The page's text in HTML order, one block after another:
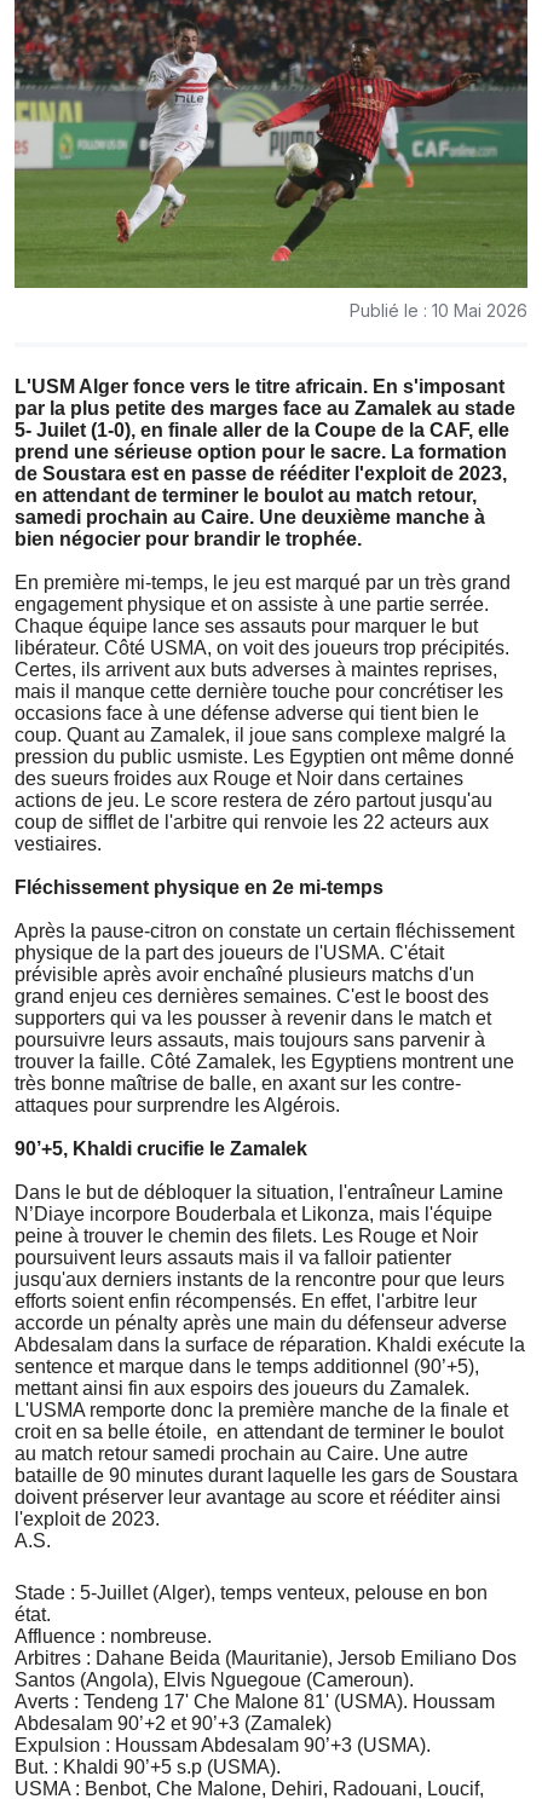
Publié le : 10 Mai 2026
L'USM Alger fonce vers le titre africain. En s'imposant
par la plus petite des marges face au Zamalek au stade
5- Juilet (1-0), en finale aller de la Coupe de la CAF, elle
prend une sérieuse option pour le sacre. La formation
de Soustara est en passe de rééditer l'exploit de 2023,
en attendant de terminer le boulot au match retour,
samedi prochain au Caire. Une deuxième manche à
bien négocier pour brandir le trophée.
En première mi-temps, le jeu est marqué par un très grand
engagement physique et on assiste à une partie serrée.
Chaque équipe lance ses assauts pour marquer le but
libérateur. Côté USMA, on voit des joueurs trop précipités.
Certes, ils arrivent aux buts adverses à maintes reprises,
mais il manque cette dernière touche pour concrétiser les
occasions face à une défense adverse qui tient bien le
coup. Quant au Zamalek, il joue sans complexe malgré la
pression du public usmiste. Les Egyptien ont même donné
des sueurs froides aux Rouge et Noir dans certaines
actions de jeu. Le score restera de zéro partout jusqu'au
coup de sifflet de l'arbitre qui renvoie les 22 acteurs aux
vestiaires.
Fléchissement physique en 2e mi-temps
Après la pause-citron on constate un certain fléchissement
physique de la part des joueurs de l'USMA. C'était
prévisible après avoir enchaîné plusieurs matchs d'un
grand enjeu ces dernières semaines. C'est le boost des
supporters qui va les pousser à revenir dans le match et
poursuivre leurs assauts, mais toujours sans parvenir à
trouver la faille. Côté Zamalek, les Egyptiens montrent une
très bonne maîtrise de balle, en axant sur les contre-
attaques pour surprendre les Algérois.
90’+5, Khaldi crucifie le Zamalek
Dans le but de débloquer la situation, l'entraîneur Lamine
N’Diaye incorpore Bouderbala et Likonza, mais l'équipe
peine à trouver le chemin des filets. Les Rouge et Noir
poursuivent leurs assauts mais il va falloir patienter
jusqu'aux derniers instants de la rencontre pour que leurs
efforts soient enfin récompensés. En effet, l'arbitre leur
accorde un pénalty après une main du défenseur adverse
Abdesalam dans la surface de réparation. Khaldi exécute la
sentence et marque dans le temps additionnel (90’+5),
mettant ainsi fin aux espoirs des joueurs du Zamalek.
L'USMA remporte donc la première manche de la finale et
croit en sa belle étoile, en attendant de terminer le boulot
au match retour samedi prochain au Caire. Une autre
bataille de 90 minutes durant laquelle les gars de Soustara
doivent préserver leur avantage au score et rééditer ainsi
l'exploit de 2023.
A.S.
Stade : 5-Juillet (Alger), temps venteux, pelouse en bon
état.
Affluence : nombreuse.
Arbitres : Dahane Beida (Mauritanie), Jersob Emiliano Dos
Santos (Angola), Elvis Nguegoue (Cameroun).
Averts : Tendeng 17' Che Malone 81' (USMA). Houssam
Abdesalam 90’+2 et 90’+3 (Zamalek)
Expulsion : Houssam Abdesalam 90’+3 (USMA).
But. : Khaldi 90’+5 s.p (USMA).
USMA : Benbot, Che Malone, Dehiri, Radouani, Loucif,